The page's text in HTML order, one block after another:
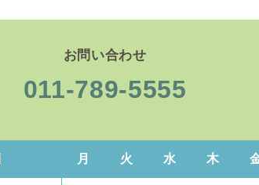
お問い合わせ
011-789-5555
月 火 水 木